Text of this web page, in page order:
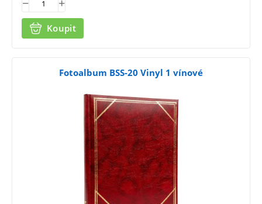
Koupit
Fotoalbum BSS-20 Vinyl 1 vínové